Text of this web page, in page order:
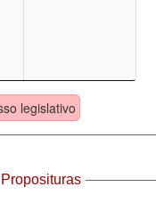
legislativo